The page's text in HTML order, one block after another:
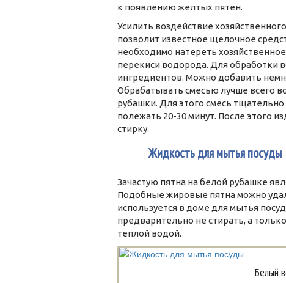
к появлению желтых пятен.
Усилить воздействие
позволит известное щелочное
необходимо натереть
перекиси водорода. Для обработки
ингредиентов. Можно добавить
Обрабатывать смесью лучше всего
рубашки. Для этого смесь
полежать 20-30 минут. После этого
стирку.
Жидкость для мытья посуды
Зачастую пятна на белой рубашке
Подобные жировые пятна можно
используется в доме для мытья
предварительно не стирать, а
теплой водой.
Белый